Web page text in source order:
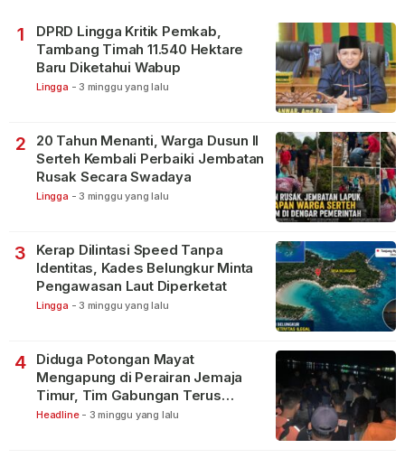
1
DPRD Lingga Kritik Pemkab,
Tambang Timah 11.540 Hektare
Baru Diketahui Wabup
Lingga - 3 minggu yang lalu
2
20 Tahun Menanti, Warga Dusun II
Serteh Kembali Perbaiki Jembatan
Rusak Secara Swadaya
Lingga - 3 minggu yang lalu
3
Kerap Dilintasi Speed Tanpa
Identitas, Kades Belungkur Minta
Pengawasan Laut Diperketat
Lingga - 3 minggu yang lalu
4
Diduga Potongan Mayat
Mengapung di Perairan Jemaja
Timur, Tim Gabungan Terus
Lakukan Pencarian
Headline - 3 minggu yang lalu